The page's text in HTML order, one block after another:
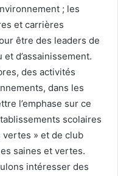
; les
et carrières
être des leaders de
d’assainissement.
des activités
dans les
l’emphase sur ce
scolaires
vertes » et de club
saines et vertes.
intéresser des